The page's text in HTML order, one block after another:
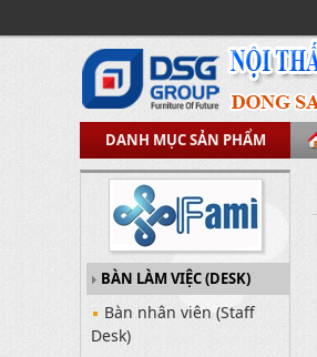
DANH MỤC SẢN PHẨM
BÀN LÀM VIỆC (DESK)
Bàn nhân viên (Staff
Desk)